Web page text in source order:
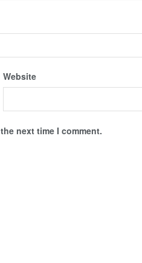
Website
next time I comment.